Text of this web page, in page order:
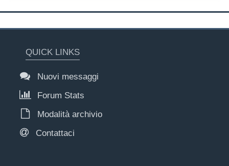
QUICK LINKS
Nuovi messaggi
Forum Stats
Modalità archivio
Contattaci